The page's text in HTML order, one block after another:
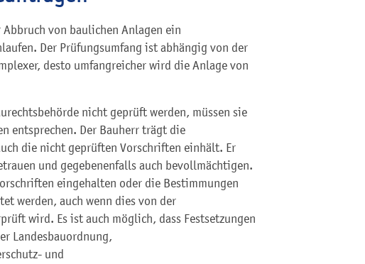
von baulichen Anlagen ein
Der Prüfungsumfang ist abhängig von der
desto umfangreicher wird die Anlage von
nicht geprüft werden, müssen sie
entsprechen. Der Bauherr trägt die
die nicht geprüften Vorschriften einhält. Er
und gegebenenfalls auch bevollmächtigen.
eingehalten oder die Bestimmungen
werden, auch wenn dies von der
wird. Es ist auch möglich, dass Festsetzungen
Landesbauordnung,
und